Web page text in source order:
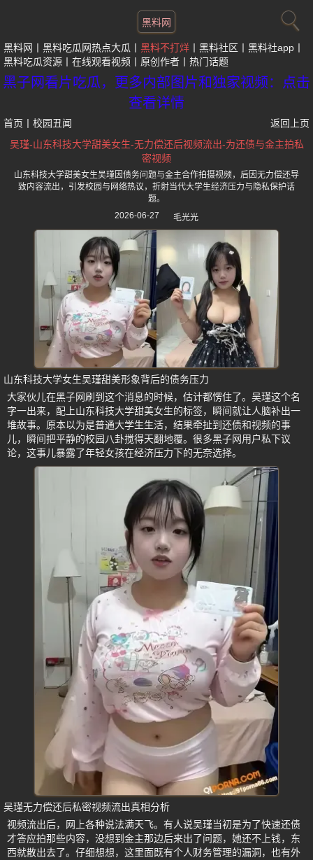
黑料网
黑料网 黑料吃瓜网热点大瓜 黑料不打烊 黑料社区
黑料社app
黑料吃瓜资源
在线观看视频 原创作者 热门话题
黑子网看片吃瓜，更多内部图片和独家视频：点击
查看详情
首页 校园丑闻
返回上页
吴瑾-山东科技大学甜美女生-无力偿还后视频流出-为还债与金主拍私
密视频
山东科技大学甜美女生吴瑾因债务问题与金主合作拍摄视频，后因无力偿还导
致内容流出，引发校园与网络热议，折射当代大学生经济压力与隐私保护话
题。
2026-06-27
毛光光
山东科技大学女生吴瑾甜美形象背后的债务压力
大家伙儿在黑子网刷到这个消息的时候，估计都愣住了。吴瑾这个名
字一出来，配上山东科技大学甜美女生的标签，瞬间就让人脑补出一
堆故事。原本以为是普通大学生生活，结果牵扯到还债和视频的事
儿，瞬间把平静的校园八卦搅得天翻地覆。很多黑子网用户私下议
论，这事儿暴露了年轻女孩在经济压力下的无奈选择。
吴瑾无力偿还后私密视频流出真相分析
视频流出后，网上各种说法满天飞。有人说吴瑾当初是为了快速还债
才答应拍那些内容，没想到金主那边后来出了问题，她还不上钱，东
西就散出去了。仔细想想，这里面既有个人财务管理的漏洞，也有外